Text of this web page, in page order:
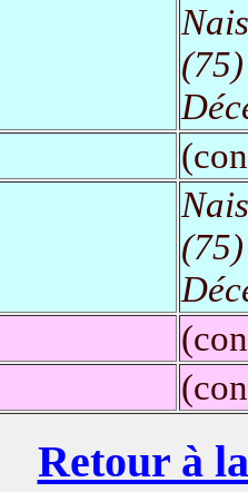
(75)
(75)
Retour à